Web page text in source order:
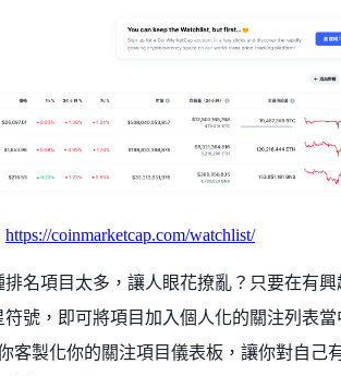
https://coinmarketcap.com/watchlist/
排名項目太多，讓人眼花撩亂？只要在有興
符號，即可將項目加入個人化的關注列表當
客製化你的關注項目儀表板，讓你對自己